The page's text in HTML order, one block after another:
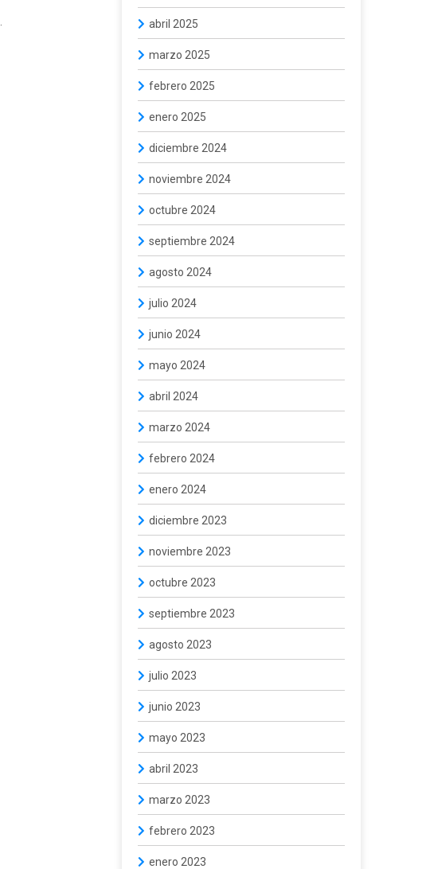
abril 2025
marzo 2025
febrero 2025
enero 2025
diciembre 2024
noviembre 2024
octubre 2024
septiembre 2024
agosto 2024
julio 2024
junio 2024
mayo 2024
abril 2024
marzo 2024
febrero 2024
enero 2024
diciembre 2023
noviembre 2023
octubre 2023
septiembre 2023
agosto 2023
julio 2023
junio 2023
mayo 2023
abril 2023
marzo 2023
febrero 2023
enero 2023